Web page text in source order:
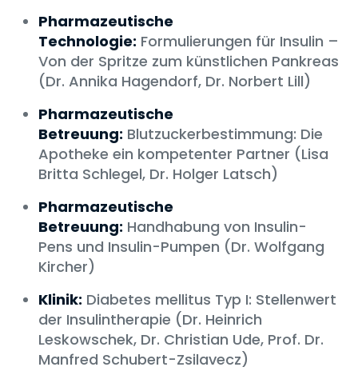
Pharmazeutische
Technologie: Formulierungen für Insulin –
Von der Spritze zum künstlichen Pankreas
(Dr. Annika Hagendorf, Dr. Norbert Lill)
Pharmazeutische
Betreuung: Blutzuckerbestimmung: Die
Apotheke ein kompetenter Partner (Lisa
Britta Schlegel, Dr. Holger Latsch)
Pharmazeutische
Betreuung: Handhabung von Insulin-
Pens und Insulin-Pumpen (Dr. Wolfgang
Kircher)
Klinik: Diabetes mellitus Typ I: Stellenwert
der Insulintherapie (Dr. Heinrich
Leskowschek, Dr. Christian Ude, Prof. Dr.
Manfred Schubert-Zsilavecz)